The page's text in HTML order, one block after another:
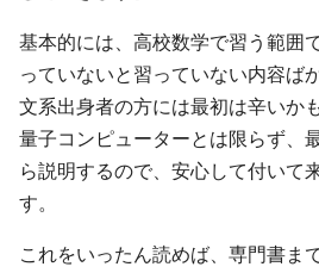
基本的には、高校数学で習う範囲
っていないと習っていない内容ば
文系出身者の方には最初は辛いか
量子コンピューターとは限らず、
ら説明するので、安心して付いて
す。
これをいったん読めば、専門書ま